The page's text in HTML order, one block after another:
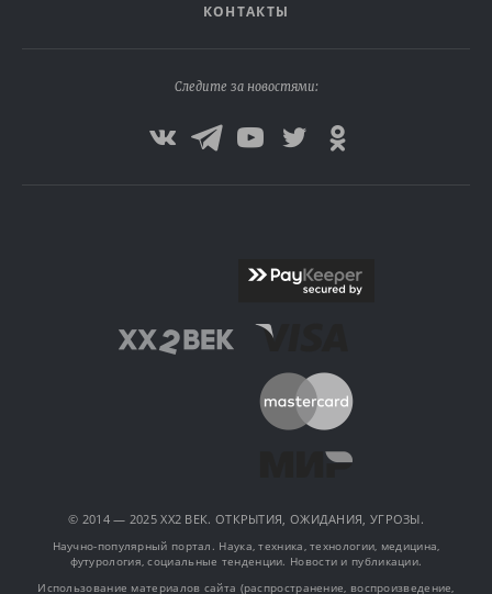
КОНТАКТЫ
Следите за новостями:
© 2014 — 2025 XX2 ВЕК. ОТКРЫТИЯ, ОЖИДАНИЯ, УГРОЗЫ.
Научно-популярный портал. Наука, техника, технологии, медицина,
футурология, социальные тенденции. Новости и публикации.
Использование материалов сайта (распространение, воспроизведение,